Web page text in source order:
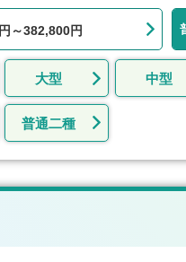
円～382,800円
大型 中型
普通二種